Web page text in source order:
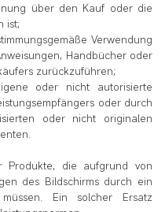
über den Kauf oder die
ist;
Verwendung
Handbücher oder
zurückzuführen;
oder nicht autorisierte
oder durch
oder nicht originalen
die aufgrund von
des Bildschirms durch ein
Ein solcher Ersatz